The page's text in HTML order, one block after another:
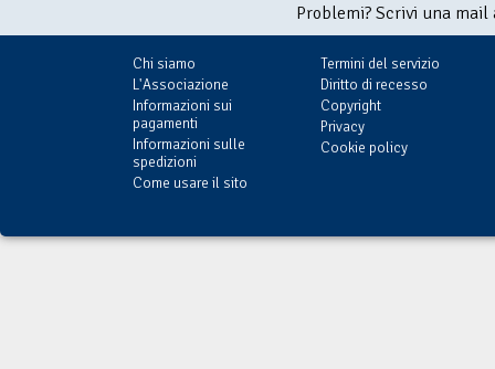
Problemi? Scrivi una
Chi siamo
L'Associazione
Informazioni sui
pagamenti
Informazioni sulle
spedizioni
Come usare il sito
Termini del servizio
Diritto di recesso
Copyright
Privacy
Cookie policy